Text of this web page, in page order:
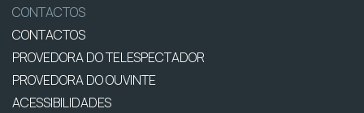
CONTACTOS
CONTACTOS
PROVEDORA DO TELESPECTADOR
PROVEDORA DO OUVINTE
ACESSIBILIDADES